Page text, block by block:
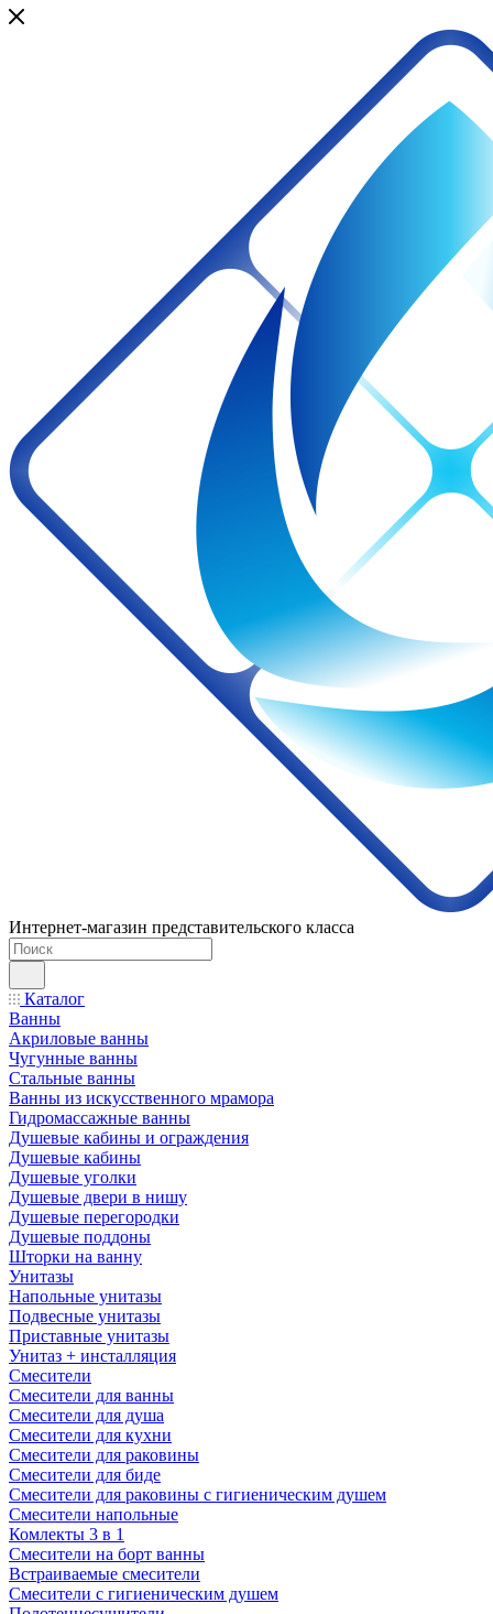
Интернет-магазин представительского класса
Каталог
Ванны
Акриловые ванны
Чугунные ванны
Стальные ванны
Ванны из искусственного мрамора
Гидромассажные ванны
Душевые кабины и ограждения
Душевые кабины
Душевые уголки
Душевые двери в нишу
Душевые перегородки
Душевые поддоны
Шторки на ванну
Унитазы
Напольные унитазы
Подвесные унитазы
Приставные унитазы
Унитаз + инсталляция
Смесители
Смесители для ванны
Смесители для душа
Смесители для кухни
Смесители для раковины
Смесители для биде
Смесители для раковины с гигиеническим душем
Смесители напольные
Комлекты 3 в 1
Смесители на борт ванны
Встраиваемые смесители
Смесители с гигиеническим душем